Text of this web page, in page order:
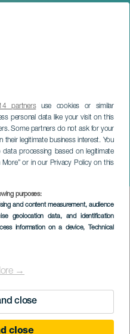
partnersuse cookies or similar
personal data like your visit on this
Some partners do not ask for your
legitimate business interest. You
processing based on legitimate
or in our Privacy Policy on this
purposes:
and content measurement, audience
geolocation data, and identification
information on a device, Technical
→
close
close
Javier